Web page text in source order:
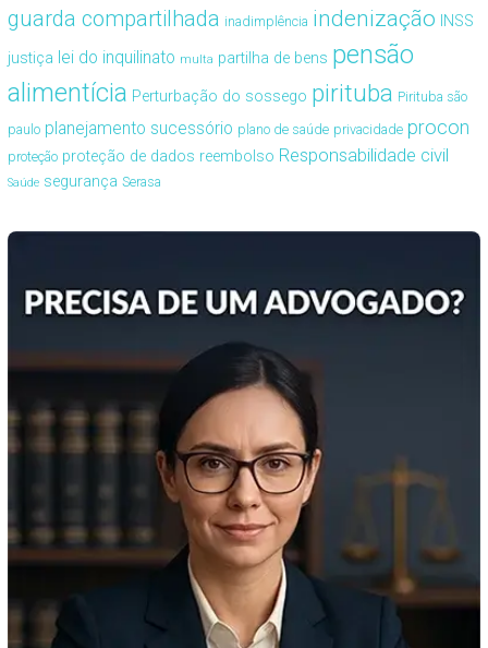
guarda compartilhada inadimplência indenização INSS
justiça lei do inquilinato multa partilha de bens pensão
alimentícia Perturbação do sossego pirituba Pirituba são
paulo planejamento sucessório plano de saúde privacidade procon
proteção proteção de dados reembolso Responsabilidade civil
Saúde segurança Serasa